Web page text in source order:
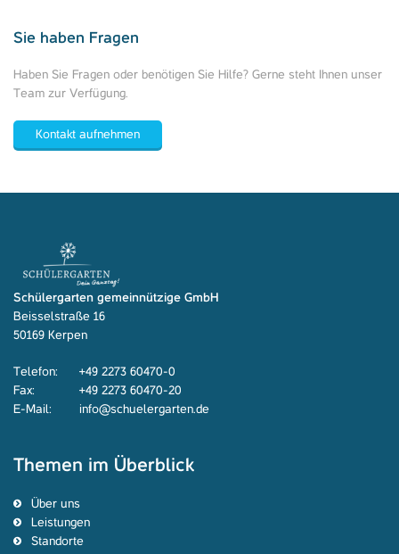
Sie haben Fragen
Haben Sie Fragen oder benötigen Sie Hilfe? Gerne steht Ihnen unser
Team zur Verfügung.
Kontakt aufnehmen
Schülergarten gemeinnützige GmbH
Beisselstraße 16
50169 Kerpen
Telefon:
+49 2273 60470-0
Fax:
+49 2273 60470-20
E-Mail:
info@schuelergarten.de
Themen im Überblick
Über uns
Leistungen
Standorte